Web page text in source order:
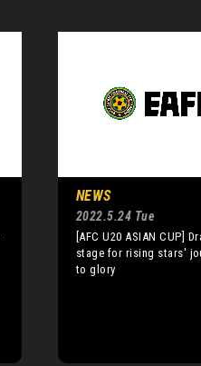
NEWS
2022.5.24 Tue
[AFC U20 ASIAN CUP]
stage for rising stars'
to glory